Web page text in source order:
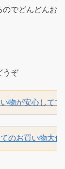
のでどんどんお
うぞ
物が安心して
のお買い物大作